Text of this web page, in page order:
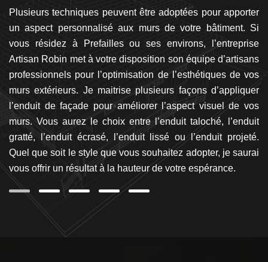
Plusieurs techniques peuvent être adoptées pour apporter
un aspect personnalisé aux murs de votre bâtiment. Si
vous résidez à Prefailles ou ses environs, l’entreprise
Artisan Robin met à votre disposition son équipe d’artisans
professionnels pour l’optimisation de l’esthétiques de vos
murs extérieurs. Je maitrise plusieurs façons d’appliquer
l’enduit de façade pour améliorer l’aspect visuel de vos
murs. Vous aurez le choix entre l’enduit taloché, l’enduit
gratté, l’enduit écrasé, l’enduit lissé ou l’enduit projeté.
Quel que soit le style que vous souhaitez adopter, je saurai
vous offrir un résultat à la hauteur de votre espérance.